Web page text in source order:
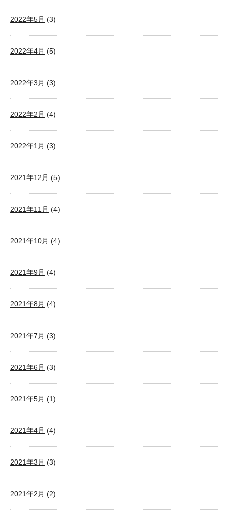
2022年5月 (3)
2022年4月 (5)
2022年3月 (3)
2022年2月 (4)
2022年1月 (3)
2021年12月 (5)
2021年11月 (4)
2021年10月 (4)
2021年9月 (4)
2021年8月 (4)
2021年7月 (3)
2021年6月 (3)
2021年5月 (1)
2021年4月 (4)
2021年3月 (3)
2021年2月 (2)